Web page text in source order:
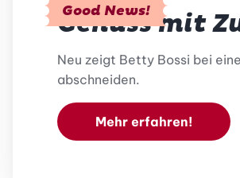
Good News!
Genuss mit
Neu zeigt Betty Bossi bei
abschneiden.
Mehr erfahren!